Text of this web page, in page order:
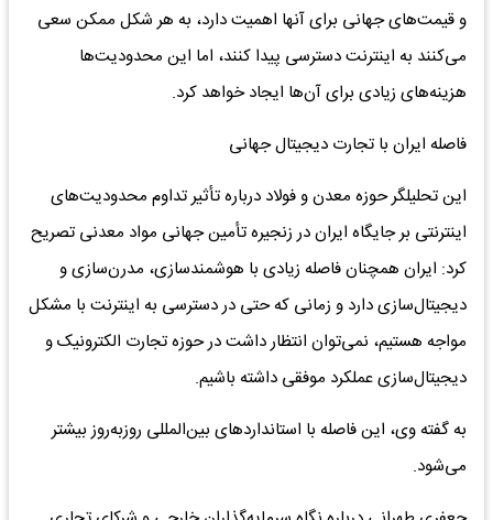
و قیمت‌های جهانی برای آنها اهمیت دارد، به هر شکل ممکن سعی
می‌کنند به اینترنت دسترسی پیدا کنند، اما این محدودیت‌ها
هزینه‌های زیادی برای آن‌ها ایجاد خواهد کرد.
فاصله ایران با تجارت دیجیتال جهانی
این تحلیلگر حوزه معدن و فولاد درباره تأثیر تداوم محدودیت‌های
اینترنتی بر جایگاه ایران در زنجیره تأمین جهانی مواد معدنی تصریح
کرد: ایران همچنان فاصله زیادی با هوشمندسازی، مدرن‌سازی و
دیجیتال‌سازی دارد و زمانی که حتی در دسترسی به اینترنت با مشکل
مواجه هستیم، نمی‌توان انتظار داشت در حوزه تجارت الکترونیک و
دیجیتال‌سازی عملکرد موفقی داشته باشیم.
به گفته وی، این فاصله با استانداردهای بین‌المللی روزبه‌روز بیشتر
می‌شود.